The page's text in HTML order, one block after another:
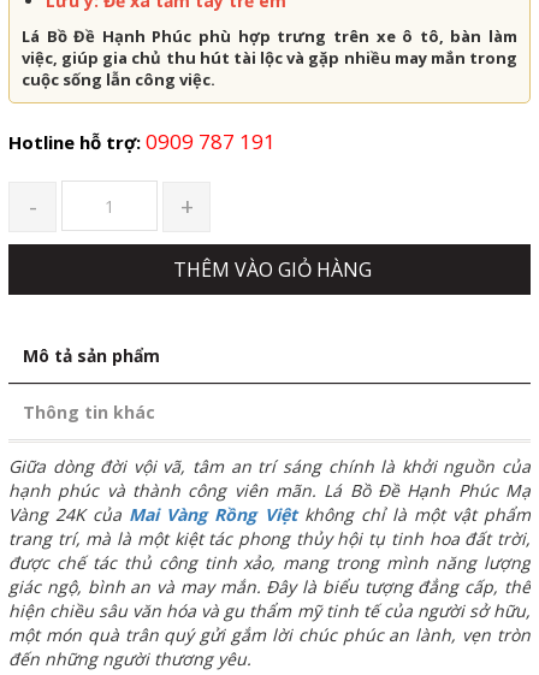
Lá Bồ Đề Hạnh Phúc phù hợp trưng trên xe ô tô, bàn làm
việc, giúp gia chủ thu hút tài lộc và gặp nhiều may mắn trong
cuộc sống lẫn công việc.
Hotline hỗ trợ: 0909 787 191
- +
THÊM VÀO GIỎ HÀNG
Mô tả sản phẩm
Thông tin khác
Giữa dòng đời vội vã, tâm an trí sáng chính là khởi nguồn của
hạnh phúc và thành công viên mãn. Lá Bồ Đề Hạnh Phúc Mạ
Vàng 24K của Mai Vàng Rồng Việtkhông chỉ là một vật phẩm
trang trí, mà là một kiệt tác phong thủy hội tụ tinh hoa đất trời,
được chế tác thủ công tinh xảo, mang trong mình năng lượng
giác ngộ, bình an và may mắn. Đây là biểu tượng đẳng cấp, thể
hiện chiều sâu văn hóa và gu thẩm mỹ tinh tế của người sở hữu,
một món quà trân quý gửi gắm lời chúc phúc an lành, vẹn tròn
đến những người thương yêu.